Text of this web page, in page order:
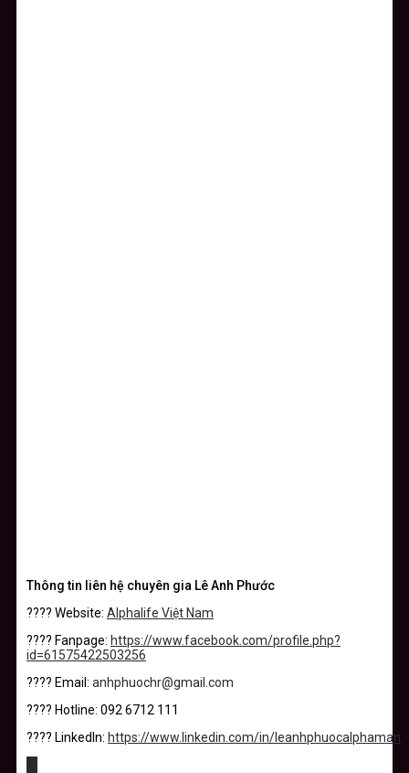
Thông tin liên hệ chuyên gia Lê Anh Phước
???? Website: Alphalife Việt Nam
???? Fanpage: https://www.facebook.com/profile.php?
id=61575422503256
???? Email: anhphuochr@gmail.com
???? Hotline: 092 6712 111
???? LinkedIn: https://www.linkedin.com/in/leanhphuocalphaman